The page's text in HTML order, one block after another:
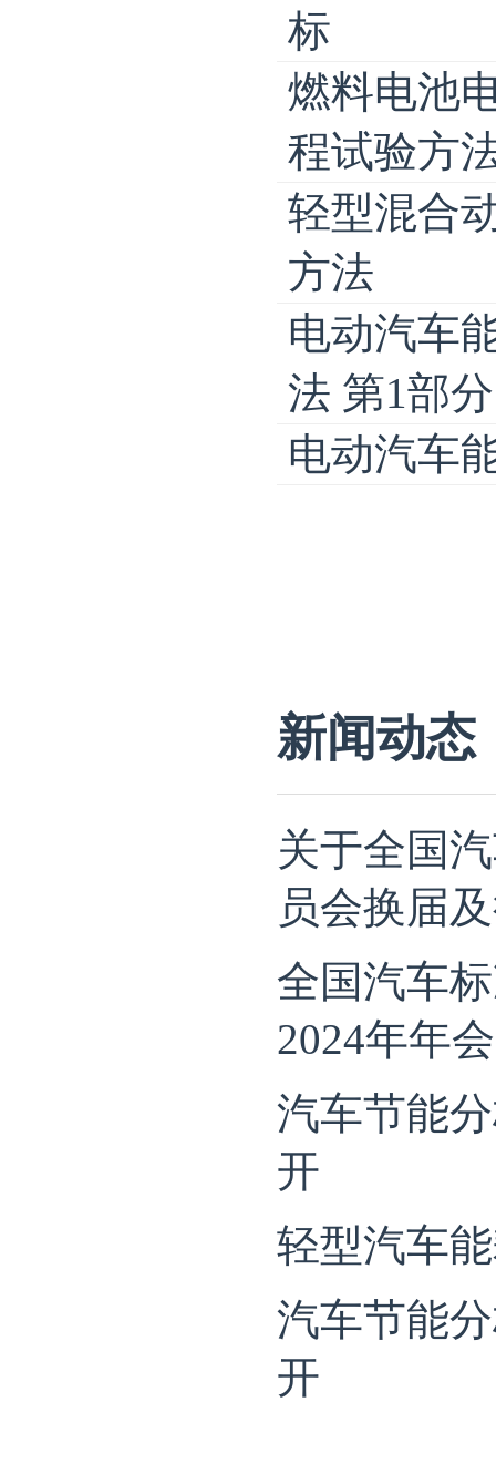
标
燃料电池
程试验方
轻型混合
方法
电动汽车
法 第1部
电动汽车
新闻动态
关于全国
员会换届
全国汽车
2024年年
汽车节能
开
轻型汽车
汽车节能
开